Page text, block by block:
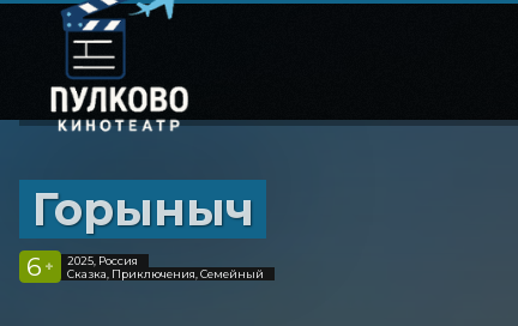
Горыныч
6 +
2025, Россия
Сказка, Приключения, Семейный